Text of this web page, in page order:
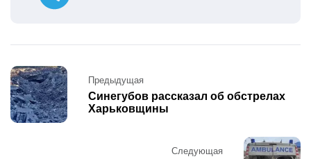
Post
navigation
Предыдущая
Синегубов рассказал об обстрелах
Харьковщины
Следующая